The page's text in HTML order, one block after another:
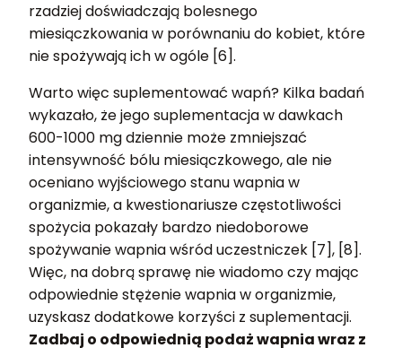
rzadziej doświadczają bolesnego
miesiączkowania w porównaniu do kobiet, które
nie spożywają ich w ogóle [6].
Warto więc suplementować wapń? Kilka badań
wykazało, że jego suplementacja w dawkach
600-1000 mg dziennie może zmniejszać
intensywność bólu miesiączkowego, ale nie
oceniano wyjściowego stanu wapnia w
organizmie, a kwestionariusze częstotliwości
spożycia pokazały bardzo niedoborowe
spożywanie wapnia wśród uczestniczek [7], [8].
Więc, na dobrą sprawę nie wiadomo czy mając
odpowiednie stężenie wapnia w organizmie,
uzyskasz dodatkowe korzyści z suplementacji.
Zadbaj o odpowiednią podaż wapnia wraz z